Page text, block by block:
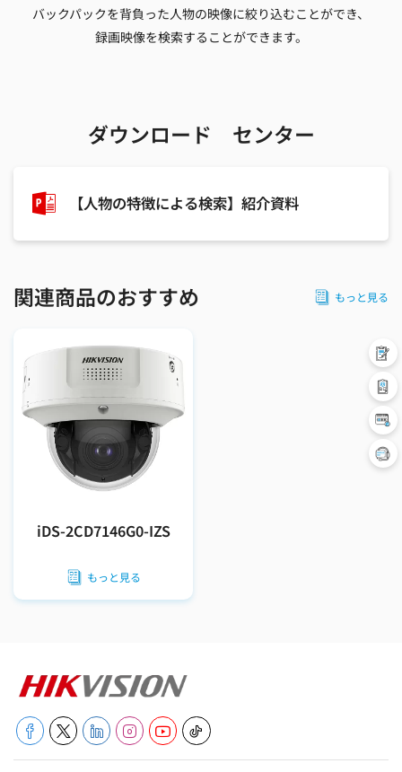
バックパックを背負った人物の映像に絞り込むことができ、
録画映像を検索することができます。
ダウンロード センター
【人物の特徴による検索】紹介資料
関連商品のおすすめ もっと見る
iDS-2CD7146G0-IZS
もっと見る